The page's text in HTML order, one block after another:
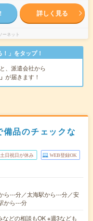
詳しく見る
ーネット
」をタップ！
、派遣会社から
が届きます！
品のチェックな
土日祝日が休み WEB登録OK
ら---分／太海駅から---分／安
から---分
どの相談もOK ※週3なども